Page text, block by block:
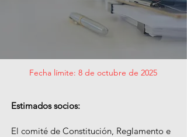
Fecha límite: 8 de octubre de 2025
Estimados socios:
El comité de Constitución, Reglamento e